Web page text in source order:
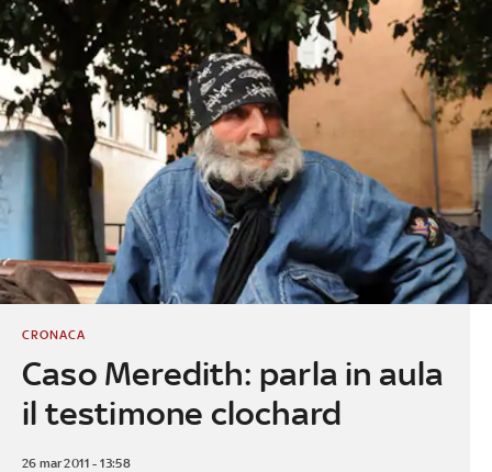
Caso Meredith: parla in aula
il testimone clochard
CRONACA
26 mar 2011 - 13:58